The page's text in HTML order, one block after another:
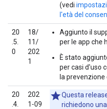
(vedi
l'età del
20
.5.
0
18/
11/
202
1
Aggiunto il
per le app che
È stato
per casi d'uso
la
20
.4.
202
1‑09
Questa
richiedono